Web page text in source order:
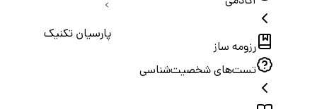
رزومه ساز
تست‌های شخصیت‌شناسی
پارسیان تکنیک